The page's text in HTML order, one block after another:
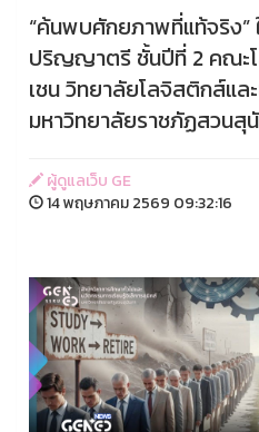
“ค้นพบศักยภาพที่แท้จริง”
ปริญญาตรี ชั้นปีที่ 2 คณะ
เชน วิทยาลัยโลจิสติกส์แ
มหาวิทยาลัยราชภัฏสวนสุ
ผู้ดูแลเว็บ GE
14 พฤษภาคม 2569 09:32:16